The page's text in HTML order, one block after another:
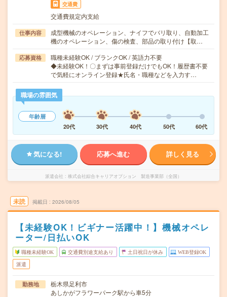
交通費
交通費規定内支給
仕事内容
成型機械のオペレーション、ナイフでバリ取り、自動加工
機のオペレーション、傷の検査、部品の取り付け【取…
応募資格
職種未経験OK / ブランクOK / 英語力不要
◆未経験OK！〇まずは事前登録だけでもOK！履歴書不要
で気軽にオンライン登録★氏名・職種などを入力す…
職場の雰囲気
年齢層
20代
30代 40代 50代 60代
気になる! 応募へ進む 詳しく見る
派遣会社 株式会社綜合キャリアオプション 製造事業部（全国）
未読 掲載日 2026/08/05
【未経験OK！ビギナー活躍中！】機械オペレ
ーター/日払いOK
職種未経験OK 交通費別途支給あり 土日祝日が休み WEB登録OK
派遣
勤務地
栃木県足利市
あしかがフラワーパーク駅から車5分